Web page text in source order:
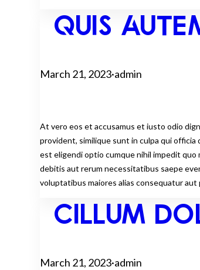
QUIS
March 21, 2023·admin
At vero eos et accusamus et iusto odio
provident, similique sunt in culpa qui
est eligendi optio cumque nihil impedit quo
debitis aut rerum necessitatibus saepe
voluptatibus maiores alias consequatur
CILLUM
March 21, 2023·admin